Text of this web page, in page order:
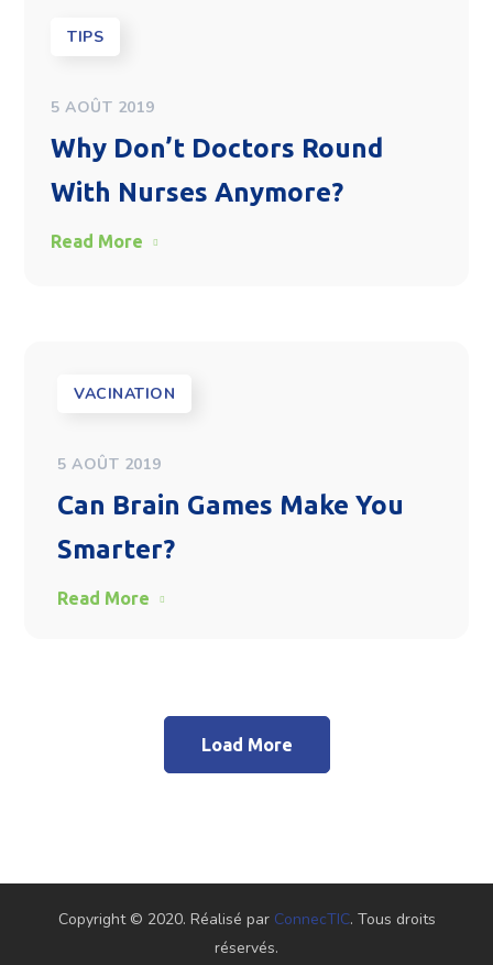
TIPS
5 AOÛT 2019
Why Don’t Doctors Round
With Nurses Anymore?
Read More
VACINATION
5 AOÛT 2019
Can Brain Games Make You
Smarter?
Read More
Load More
Copyright © 2020. Réalisé par ConnecTIC. Tous droits
réservés.